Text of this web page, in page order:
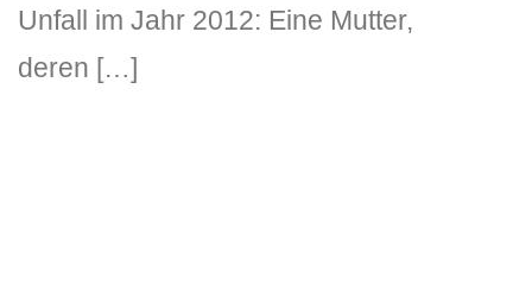
Unfall im Jahr 2012: Eine Mutter,
deren […]